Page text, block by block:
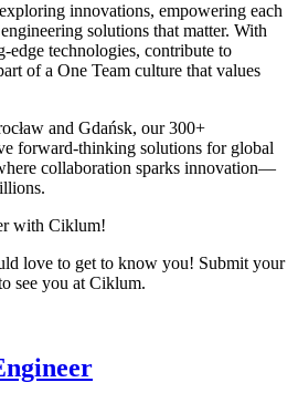
innovations, empowering each
solutions that matter. With
technologies, contribute to
of a One Team culture that values
and Gdańsk, our 300+
forward-thinking solutions for global
collaboration sparks innovation—
with Ciklum!
love to get to know you! Submit your
see you at Ciklum.